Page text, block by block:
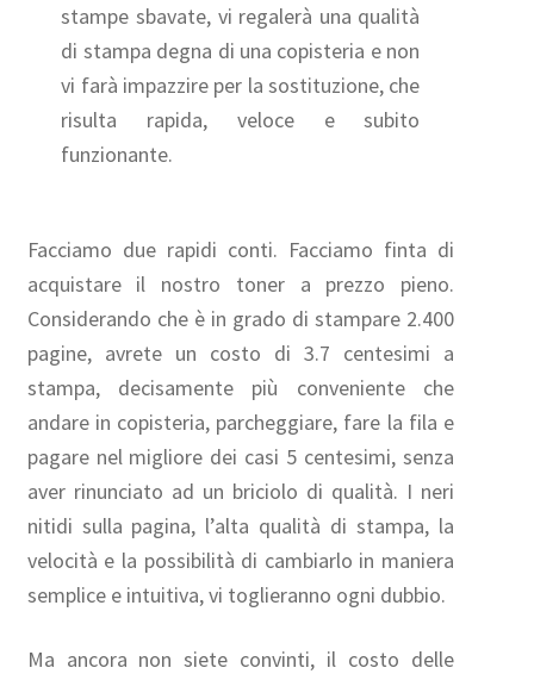
stampe sbavate, vi regalerà una qualità
di stampa degna di una copisteria e non
vi farà impazzire per la sostituzione, che
risulta rapida, veloce e subito
funzionante.
Facciamo due rapidi conti. Facciamo finta di
acquistare il nostro toner a prezzo pieno.
Considerando che è in grado di stampare 2.400
pagine, avrete un costo di 3.7 centesimi a
stampa, decisamente più conveniente che
andare in copisteria, parcheggiare, fare la fila e
pagare nel migliore dei casi 5 centesimi, senza
aver rinunciato ad un briciolo di qualità. I neri
nitidi sulla pagina, l’alta qualità di stampa, la
velocità e la possibilità di cambiarlo in maniera
semplice e intuitiva, vi toglieranno ogni dubbio.
Ma ancora non siete convinti, il costo delle